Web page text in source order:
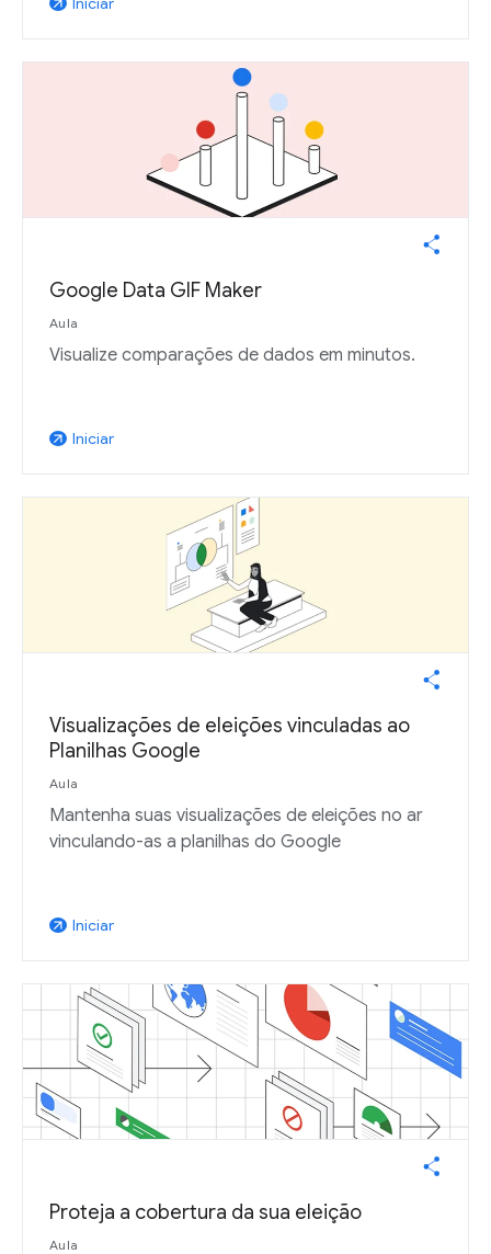
arrow_outward
Google Data GIF Maker
Aula
Visualize comparações de dados em minutos.
arrow_outward Iniciar
Visualizações de eleições vinculadas ao
Planilhas Google
Aula
Mantenha suas visualizações de eleições no ar
vinculando-as a planilhas do Google
arrow_outward Iniciar
Proteja a cobertura da sua eleição
Aula